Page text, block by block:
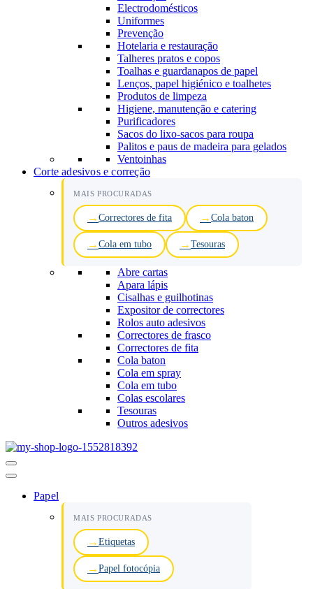
Electrodomésticos
Uniformes
Prevenção
Hotelaria e restauração
Talheres pratos e copos
Toalhas e guardanapos de papel
Lenços, papel higiénico e toalhetes
Produtos de limpeza
Higiene, manutenção e catering
Purificadores
Sacos do lixo-sacos para roupa
Palitos e paus de madeira para gelados
Ventoinhas
Corte adesivos e correção
MAIS PROCURADAS
Correctores de fita Cola baton
Cola em tubo Tesouras
Abre cartas
Apara lápis
Cisalhas e guilhotinas
Expositor de correctores
Rolos auto adesivos
Correctores de frasco
Correctores de fita
Cola baton
Cola em spray
Cola em tubo
Colas escolares
Tesouras
Outros adesivos
Menu
de
Papel
MAIS PROCURADAS
Etiquetas
Papel fotocópia